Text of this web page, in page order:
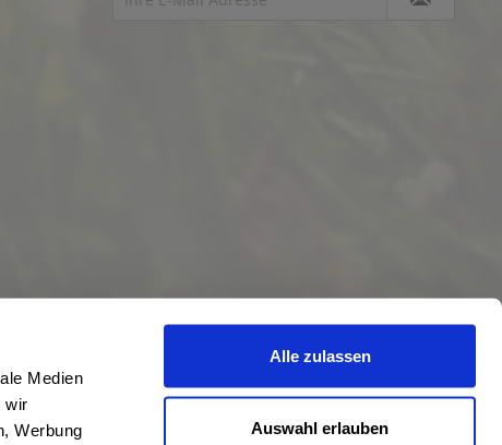
Medien
wir
Werbung
Alle zulassen
Auswahl erlauben